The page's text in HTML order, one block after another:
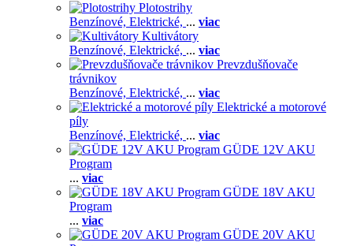
Plotostrihy
Benzínové, Elektrické, ... viac
Kultivátory
Benzínové, Elektrické, ... viac
Prevzdušňovače
trávnikov
Benzínové, Elektrické, ... viac
Elektrické a motorové
píly
Benzínové, Elektrické, ... viac
GÜDE 12V AKU
Program
... viac
GÜDE 18V AKU
Program
... viac
GÜDE 20V AKU